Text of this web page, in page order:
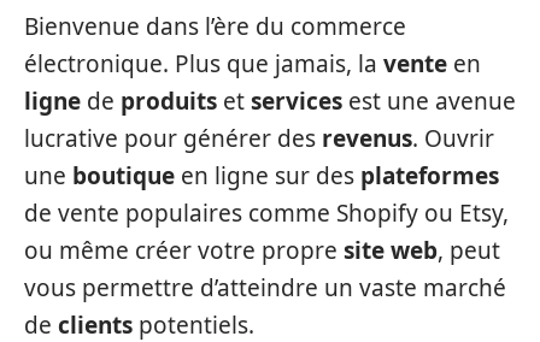
Bienvenue dans l’ère du commerce
électronique. Plus que jamais, la vente en
ligne de produits etservices est une avenue
lucrative pour générer des revenus. Ouvrir
une boutique en ligne sur des plateformes
de vente populaires comme Shopify ou Etsy,
ou même créer votre propre site web, peut
vous permettre d’atteindre un vaste marché
de clients potentiels.